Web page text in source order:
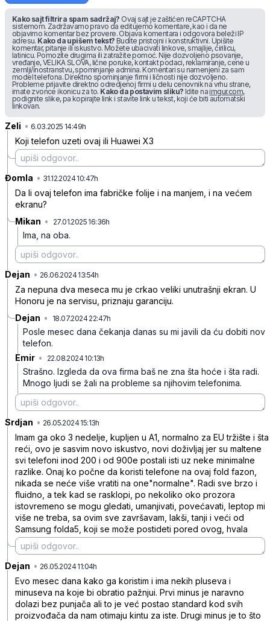
Kako sajt filtrira spam sadržaj? Ovaj sajt je zaštićen reCAPTCHA
sistemom. Zadržavamo pravo da editujemo komentare, kao i da ne
objavimo komentar bez provere. Objava komentara i odgovora beleži IP
adresu. Kako da upišem tekst? Budite pristojni i konstruktivni. Upišite
komentar, pitanje ili iskustvo. Možete ubacivati linkove, smajlije, ćirilicu,
latinicu. Pomozite drugima ili zatražite pomoć. Nije dozvoljeno psovanje,
vređanje, VELIKA SLOVA, lične poruke, kontakt podaci, reklamiranje, cene u
zemlji/inostranstvu, spominjanje admina. Komentari su namenjeni za sam
model telefona. Direktno spominjanje firmi i ličnosti nije dozvoljeno.
Probleme prijavite direktno odredjenoj firmi u delu cenovnik na vrhu strane,
imate zvonce ikonicu za to. Kako da postavim sliku? Idite na imgur.com,
podignite slike, pa kopirajte link i stavite link u tekst, koji će biti automatski
linkovan.
Zeli • 6.03.2025 14:49h
Koji telefon uzeti ovaj ili Huawei X3
Đomla • 31.12.2024 10:47h
Da li ovaj telefon ima fabričke folije i na manjem, i na većem
ekranu?
Mikan • 27.01.2025 16:36h
Ima, na oba.
Dejan • 26.06.2024 13:54h
Za nepuna dva meseca mu je crkao veliki unutrašnji ekran. U
Honoru je na servisu, priznaju garanciju.
Dejan • 18.07.2024 22:47h
Posle mesec dana čekanja danas su mi javili da ću dobiti nov
telefon.
Emir • 22.08.2024 10:13h
Strašno. Izgleda da ova firma baš ne zna šta hoće i šta radi.
Mnogo ljudi se žali na probleme sa njihovim telefonima.
Srdjan • 26.05.2024 15:13h
Imam ga oko 3 nedelje, kupljen u A1, normalno za EU tržište i šta
reći, ovo je sasvim novo iskustvo, novi doživljaj jer su maltene
svi telefoni inod 200 i od 900e postali isti uz neke minimalne
razlike. Onaj ko počne da koristi telefone na ovaj fold fazon,
nikada se neće više vratiti na one"normalne". Radi sve brzo i
fluidno, a tek kad se rasklopi, po nekoliko oko prozora
istovremeno se mogu gledati, umanjivati, povećavati, leptop mi
više ne treba, sa ovim sve završavam, lakši, tanji i veći od
Samsung folda5, koji se može postideti pored ovog, hvala
Dejan • 26.05.2024 11:04h
Evo mesec dana kako ga koristim i ima nekih pluseva i
minuseva na koje bi obratio pažnjui. Prvi minus je naravno
dolazi bez punjača ali to je već postao standard kod svih
proizvođača da nam otimaju kintu za iste. Drugi minus je to što